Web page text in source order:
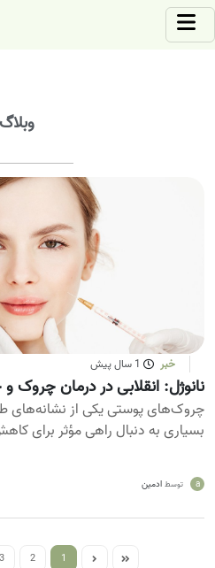
وبلاگ
خبر 1 سال پیش
نانوژل: انقلابی در درمان
چروک‌های پوستی یکی از نشانه‌های
بسیاری به دنبال راهی مؤثر برای
a توسط ادمین
1
2
3